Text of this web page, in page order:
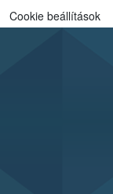
Cookie beállítások